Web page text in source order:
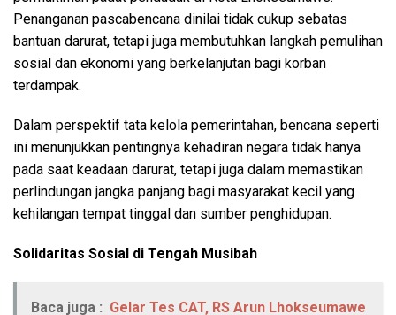
Penanganan pascabencana dinilai tidak cukup sebatas
bantuan darurat, tetapi juga membutuhkan langkah pemulihan
sosial dan ekonomi yang berkelanjutan bagi korban
terdampak.
Dalam perspektif tata kelola pemerintahan, bencana seperti
ini menunjukkan pentingnya kehadiran negara tidak hanya
pada saat keadaan darurat, tetapi juga dalam memastikan
perlindungan jangka panjang bagi masyarakat kecil yang
kehilangan tempat tinggal dan sumber penghidupan.
Solidaritas Sosial di Tengah Musibah
Baca juga : Gelar Tes CAT, RS Arun Lhokseumawe